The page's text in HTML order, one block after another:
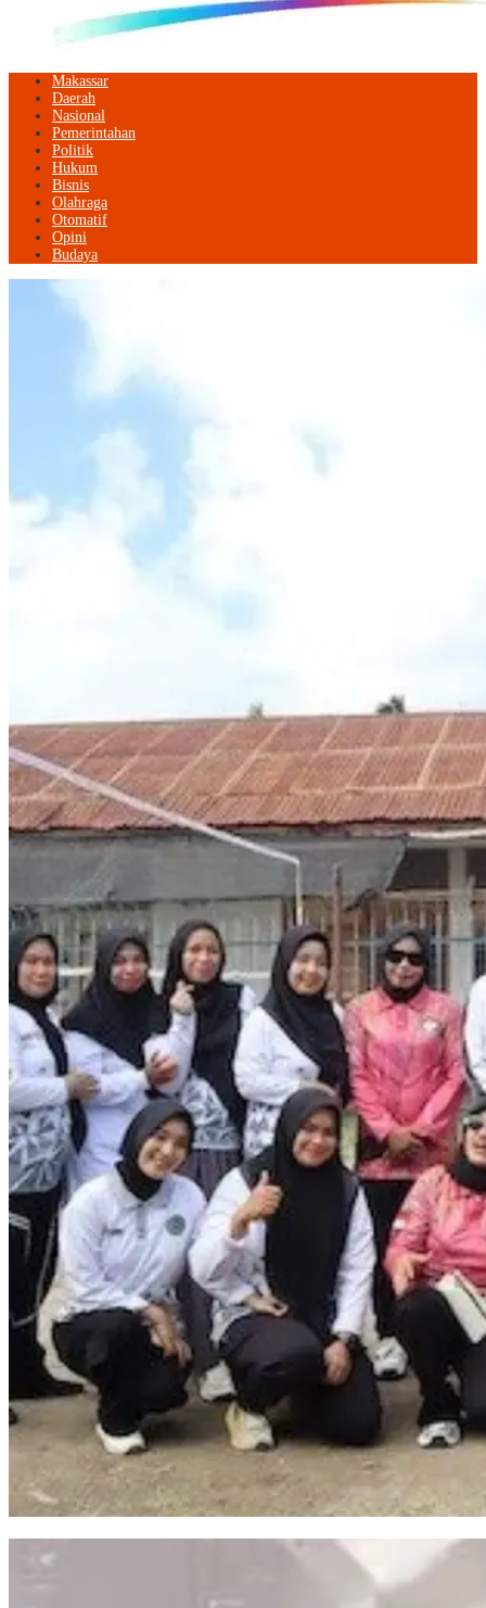
Makassar
Daerah
Nasional
Pemerintahan
Politik
Hukum
Bisnis
Olahraga
Otomatif
Opini
Budaya